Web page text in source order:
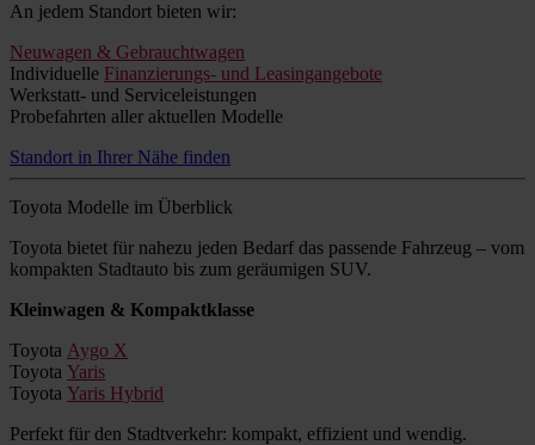
An jedem Standort bieten wir:
Neuwagen & Gebrauchtwagen
Individuelle Finanzierungs- und Leasingangebote
Werkstatt- und Serviceleistungen
Probefahrten aller aktuellen Modelle
Standort in Ihrer Nähe finden
Toyota Modelle im Überblick
Toyota bietet für nahezu jeden Bedarf das passende Fahrzeug – vom
kompakten Stadtauto bis zum geräumigen SUV.
Kleinwagen & Kompaktklasse
Toyota Aygo X
Toyota Yaris
Toyota Yaris Hybrid
Perfekt für den Stadtverkehr: kompakt, effizient und wendig.